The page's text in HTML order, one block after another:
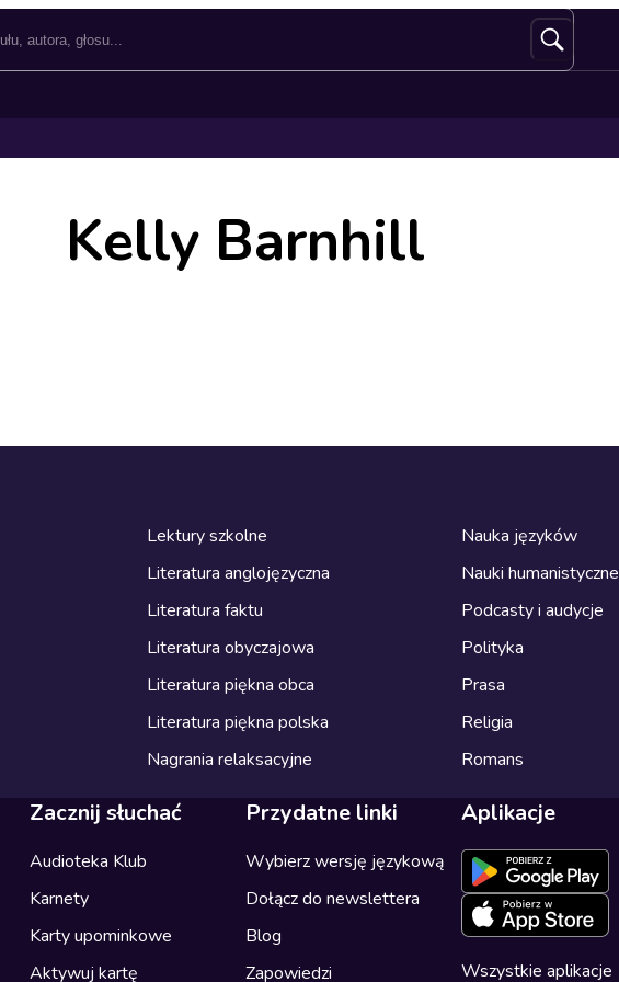
Kelly Barnhill
Lektury szkolne
Literatura anglojęzyczna
Literatura faktu
Literatura obyczajowa
Literatura piękna obca
Literatura piękna polska
Nagrania relaksacyjne
Nauka języków
Nauki humanistyczne
Podcasty i audycje
Polityka
Prasa
Religia
Romans
Zacznij słuchać
Audioteka Klub
Karnety
Karty upominkowe
Aktywuj kartę
Przydatne linki
Wybierz wersję językową
Dołącz do newslettera
Blog
Zapowiedzi
Aplikacje
Wszystkie aplikacje